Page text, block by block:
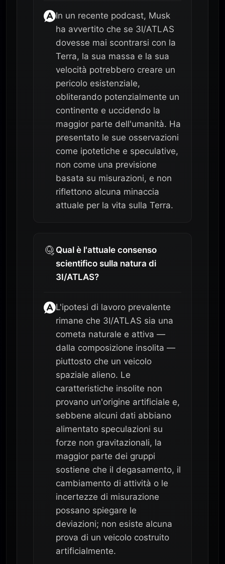
In un recente podcast, Musk
ha avvertito che se 3I/ATLAS
dovesse mai scontrarsi con la
Terra, la sua massa e la sua
velocità potrebbero creare un
pericolo esistenziale,
obliterando potenzialmente un
continente e uccidendo la
maggior parte dell'umanità. Ha
presentato le sue osservazioni
come ipotetiche e speculative,
non come una previsione
basata su misurazioni, e non
riflettono alcuna minaccia
attuale per la vita sulla Terra.
Qual è l'attuale consenso
scientifico sulla natura di
3I/ATLAS?
L'ipotesi di lavoro prevalente
rimane che 3I/ATLAS sia una
cometa naturale e attiva —
dalla composizione insolita —
piuttosto che un veicolo
spaziale alieno. Le
caratteristiche insolite non
provano un'origine artificiale e,
sebbene alcuni dati abbiano
alimentato speculazioni su
forze non gravitazionali, la
maggior parte dei gruppi
sostiene che il degasamento, il
cambiamento di attività o le
incertezze di misurazione
possano spiegare le
deviazioni; non esiste alcuna
prova di un veicolo costruito
artificialmente.